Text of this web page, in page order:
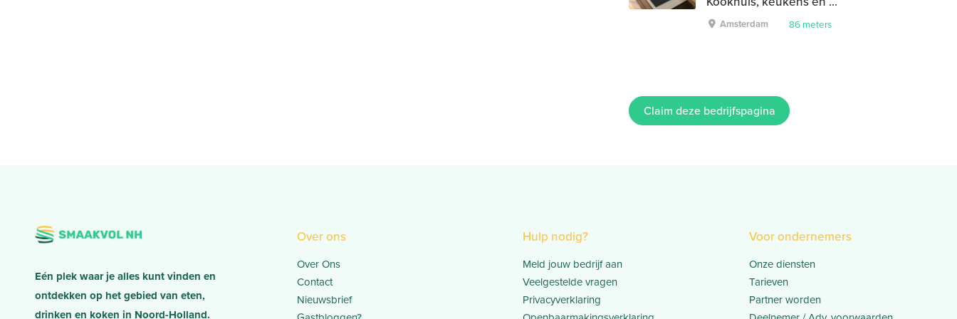
Amsterdam 86 meters
Claim deze bedrijfspagina
Eén plek waar je alles kunt vinden en
ontdekken op het gebied van eten,
drinken en koken in Noord-Holland.
Over ons
Over Ons
Contact
Nieuwsbrief
Hulp nodig?
Meld jouw bedrijf aan
Veelgestelde vragen
Privacyverklaring
Voor ondernemers
Onze diensten
Tarieven
Partner worden